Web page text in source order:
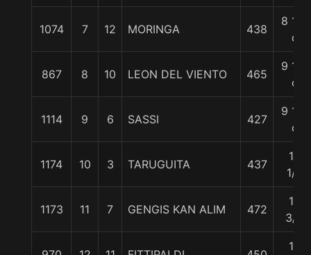
1074 7 12 MORINGA 438
8 1/2
c
867 8 10 LEON DEL VIENTO 465
9 1/2
c
1114 9 6 SASSI 427
9 1/2
c
1174 10 3 TARUGUITA 437
13
1/2
1173 11 7 GENGIS KAN ALIM 472
13
3/4
15